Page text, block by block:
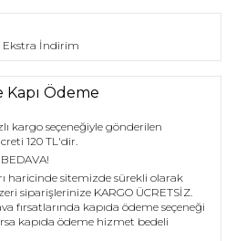
Ekstra İndirim
Kapı Ödeme
kargo seçeneğiyle gönderilen
120 TL'dir.
haricinde sitemizde sürekli olarak
siparişlerinize KARGO ÜCRETSİZ.
fırsatlarında kapıda ödeme seçeneği
kapıda ödeme hizmet bedeli